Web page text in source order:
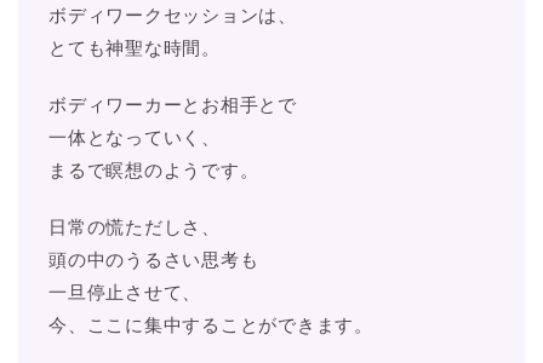
ボディワークセッションは、
とても神聖な時間。
ボディワーカーとお相手とで
一体となっていく、
まるで瞑想のようです。
日常の慌ただしさ、
頭の中のうるさい思考も
一旦停止させて、
今、ここに集中することができます。